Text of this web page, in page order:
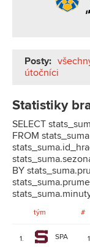
Posty:
útočníci
Statistiky
SELECT
FROM
BY
tým #
1. SPA 1